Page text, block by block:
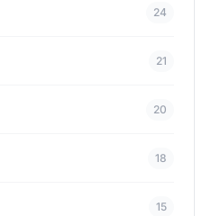
24
21
20
18
15